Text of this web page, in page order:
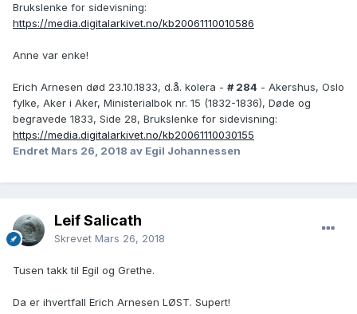
Brukslenke for sidevisning:
https://media.digitalarkivet.no/kb20061110010586
Anne var enke!
Erich Arnesen død 23.10.1833, d.å. kolera - # 284 - Akershus, Oslo
fylke, Aker i Aker, Ministerialbok nr. 15 (1832-1836), Døde og
begravede 1833, Side 28, Brukslenke for sidevisning:
https://media.digitalarkivet.no/kb20061110030155
Endret Mars 26, 2018 av Egil Johannessen
Leif Salicath
Skrevet Mars 26, 2018
Tusen takk til Egil og Grethe.
Da er ihvertfall Erich Arnesen LØST. Supert!